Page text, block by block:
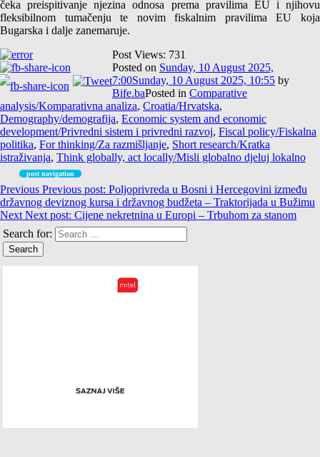
čeka preispitivanje njezina odnosa prema pravilima EU i njihovu
fleksibilnom tumačenju te novim fiskalnim pravilima EU koja
Bugarska i dalje zanemaruje.
Post Views: 731
Posted on Sunday, 10 August 2025,
7:00Sunday, 10 August 2025, 10:55 by
Bife.baPosted in Comparative
analysis/Komparativna analiza, Croatia/Hrvatska,
Demography/demografija, Economic system and economic
development/Privredni sistem i privredni razvoj, Fiscal policy/Fiskalna
politika, For thinking/Za razmišljanje, Short research/Kratka
istraživanja, Think globally, act locally/Misli globalno djeluj lokalno
post navigation
Previous Previous post: Poljoprivreda u Bosni i Hercegovini između
državnog deviznog kursa i državnog budžeta – Traktorijada u Bužimu
Next Next post: Cijene nekretnina u Europi – Trbuhom za stanom
Search for: